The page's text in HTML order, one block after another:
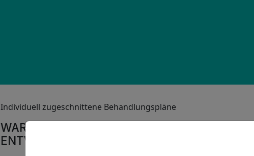
Individuell zugeschnittene Behandlungspläne
WARUM HABEN WIR DAS PRO
ENTWICKELT?